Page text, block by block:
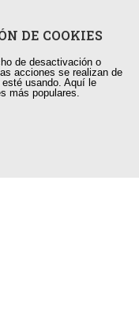
DE COOKIES
de desactivación o
acciones se realizan de
usando. Aquí le
más populares.
experiencia en